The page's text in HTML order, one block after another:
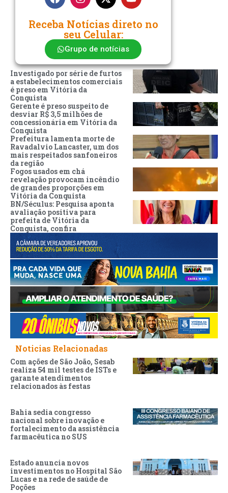
Receba Notícias direto no
seu Celular:
Grupo de notícias
Investigado por série de furtos
a estabelecimentos comerciais
é preso em Vitória da
Conquista
Gerente é preso suspeito de
desviar R$ 3,5 milhões de
concessionária em Vitória da
Conquista
Prefeitura lamenta morte de
Ravadalvio Lancaster, um dos
mais respeitados sanfoneiros
da região
Fogos usados em chá
revelação provocam incêndio
de grandes proporções em
Vitória da Conquista
BN/Séculus: Pesquisa aponta
avaliação positiva para
prefeita de Vitória da
Conquista, confira
Noticias Relacionadas
Com ações de São João, Sesab
realiza 54 mil testes de ISTs e
garante atendimentos
relacionados às festas
Bahia sedia congresso
nacional sobre inovação e
fortalecimento da assistência
farmacêutica no SUS
Estado anuncia novos
investimentos no Hospital São
Lucas e na rede de saúde de
Poções